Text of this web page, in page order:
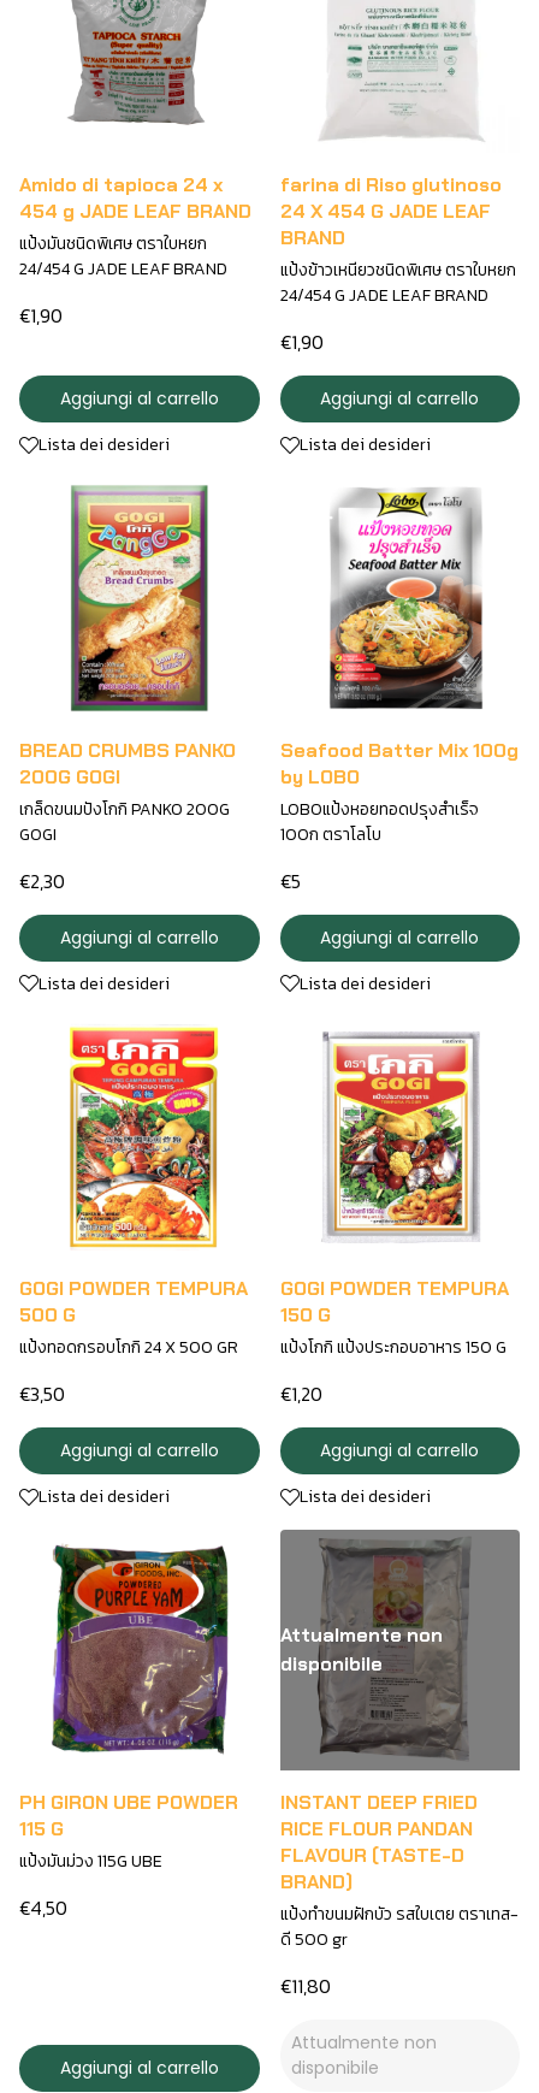
Amido di tapioca 24 x
454 g JADE LEAF BRAND
แป้งมันชนิดพิเศษ ตราใบหยก
24/454 G JADE LEAF BRAND
€1,90
Aggiungi al carrello
Lista dei desideri
farina di Riso glutinoso
24 X 454 G JADE LEAF
BRAND
แป้งข้าวเหนียวชนิดพิเศษ ตราใบหยก
24/454 G JADE LEAF BRAND
€1,90
Aggiungi al carrello
Lista dei desideri
BREAD CRUMBS PANKO
200G GOGI
เกล็ดขนมปังโกกิ PANKO 200G
GOGI
€2,30
Aggiungi al carrello
Lista dei desideri
Seafood Batter Mix 100g
by LOBO
LOBOแป้งหอยทอดปรุงสำเร็จ
100ก ตราโลโบ
€5
Aggiungi al carrello
Lista dei desideri
GOGI POWDER TEMPURA
500 G
แป้งทอดกรอบโกกิ 24 X 500 GR
€3,50
Aggiungi al carrello
Lista dei desideri
GOGI POWDER TEMPURA
150 G
แป้งโกกิ แป้งประกอบอาหาร 150 G
€1,20
Aggiungi al carrello
Lista dei desideri
PH GIRON UBE POWDER
115 G
แป้งมันม่วง 115G UBE
€4,50
Aggiungi al carrello
Attualmente non
disponibile
INSTANT DEEP FRIED
RICE FLOUR PANDAN
FLAVOUR (TASTE-D
BRAND)
แป้งทำขนมฝักบัว รสใบเตย ตราเทส-
ดี 500 gr
€11,80
Attualmente non
disponibile